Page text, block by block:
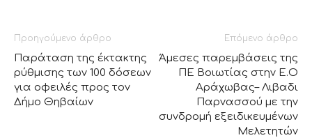
Προηγούμενο άρθρο
Παράταση της έκτακτης
ρύθμισης των 100 δόσεων
για οφειλές προς τον
Δήμο Θηβαίων
Επόμενο άρθρο
Άμεσες παρεμβάσεις της
ΠΕ Βοιωτίας στην Ε.Ο
Αράχωβας– Λιβαδι
Παρνασσού με την
συνδρομή εξειδικευμένων
Μελετητών